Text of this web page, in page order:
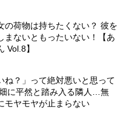
の荷物は持ちたくない？ 彼を
まないともったいない！【あ
Vol.8】
ね？」って絶対悪いと思って
に平然と踏み入る隣人…無
モヤモヤが止まらない